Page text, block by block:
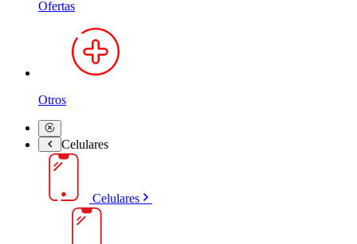
Ofertas
Otros
Celulares
Celulares